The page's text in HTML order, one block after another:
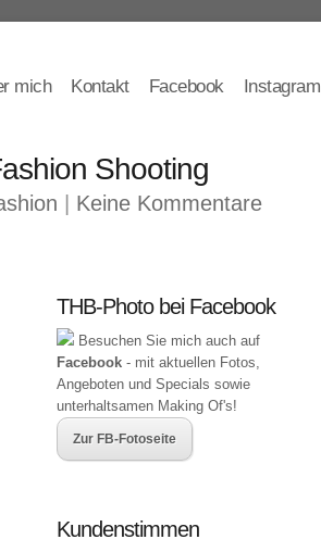
mich Kontakt Facebook Instagram
Shooting
Keine Kommentare
THB-Photo bei Facebook
Besuchen Sie mich auch auf
Facebook - mit aktuellen Fotos,
Angeboten und Specials sowie
unterhaltsamen Making Of's!
Zur FB-Fotoseite
Kundenstimmen